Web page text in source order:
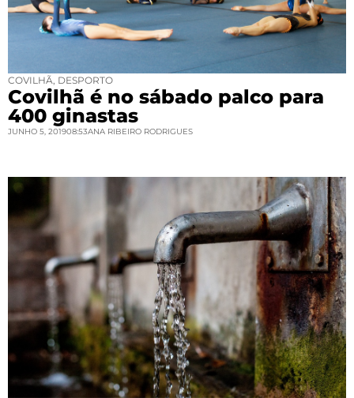
COVILHÃ, DESPORTO
Covilhã é no sábado palco para
400 ginastas
JUNHO 5, 201908:53ANA RIBEIRO RODRIGUES